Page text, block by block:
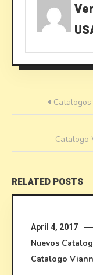
Post
Catalogo
RELATED POSTS
April 4, 2017
Nuevos
Catalogo